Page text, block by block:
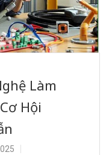
Làm
Hội